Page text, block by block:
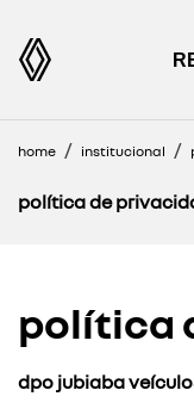
home institucional
política de
política
dpo jubiaba